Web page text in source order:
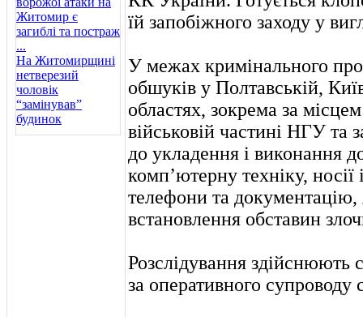
Житомир є
загиблі та постраж
...
На Житомирщині
нетверезий
чоловік
“замінував”
будинок
їй запобіжного заходу у
У межах кримінального
обшуків у Полтавській,
областях, зокрема за
військовій частині НГУ та
до укладення і виконання
комп’ютерну техніку, носії
телефони та документацію,
встановлення обставин
Розслідування
за оперативного супроводу